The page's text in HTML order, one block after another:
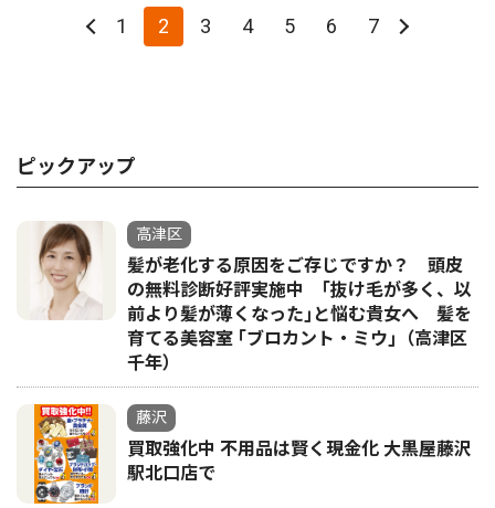
1 2 3 4 5 6 7
ピックアップ
高津区
髪が老化する原因をご存じですか？ 頭皮
の無料診断好評実施中 ｢抜け毛が多く、以
前より髪が薄くなった｣と悩む貴女へ 髪を
育てる美容室 ｢ブロカント・ミウ｣（高津区
千年）
藤沢
買取強化中 不用品は賢く現金化 大黒屋藤沢
駅北口店で